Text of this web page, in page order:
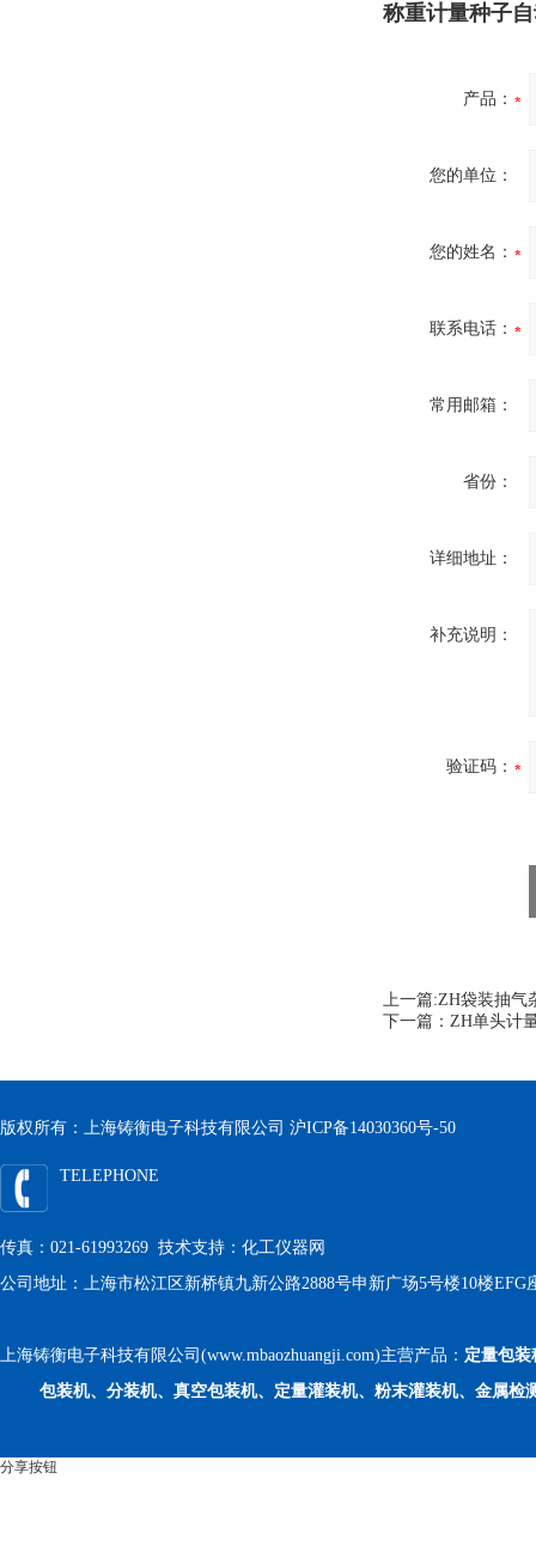
称重计量种子
产品：
您的单位：
您的姓名：
联系电话：
常用邮箱：
省份：
详细地址：
补充说明：
验证码：
上一篇:ZH袋装抽气
下一篇： ZH单头计
版权所有：上海铸衡电子科技有限公司 沪ICP备14030360号-50
TELEPHONE
传真：021-61993269 技术支持： 化工仪器网
公司地址：上海市松江区新桥镇九新公路2888号申新广场5号楼10楼EFG
上海铸衡电子科技有限公司(www.mbaozhuangji.com)主营产品： 定量包装
包装机、分装机、真空包装机、定量灌装机、粉末灌装机、金属检
分享按钮